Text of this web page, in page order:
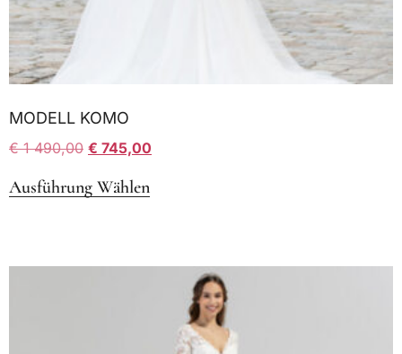
MODELL KOMO
€1 490,00 € 745,00
Ausführung Wählen